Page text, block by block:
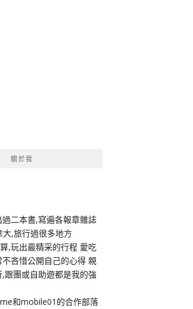
關於我
二本書,寫遍各報章雜誌
,旅行過很多地方
,玩出最精采的行程 愛吃
吝惜公開自己的心得 親
跟團或自助遊都是我的強
和mobile01的合作部落